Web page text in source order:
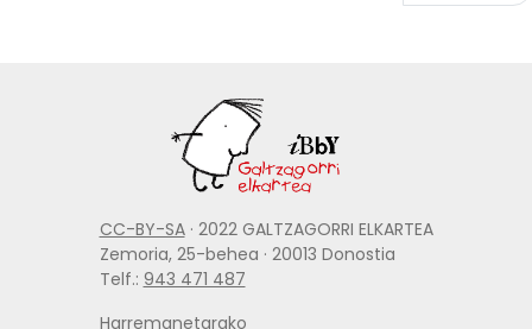
CC-BY-SA· 2022 GALTZAGORRI ELKARTEA
Zemoria, 25-behea · 20013 Donostia
Telf.: 943 471 487
Harremanetarako